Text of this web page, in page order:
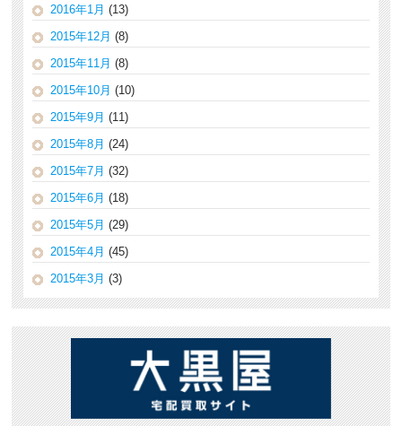
2016年1月 (13)
2015年12月 (8)
2015年11月 (8)
2015年10月 (10)
2015年9月 (11)
2015年8月 (24)
2015年7月 (32)
2015年6月 (18)
2015年5月 (29)
2015年4月 (45)
2015年3月 (3)